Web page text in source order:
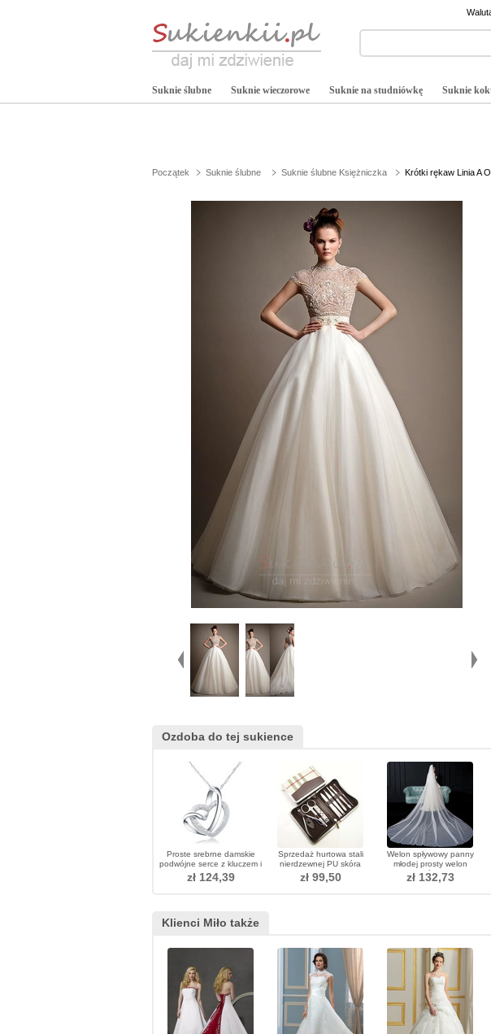
Suknie ślubne Suknie wieczorowe Suknie na studniówkę Suknie
Początek Suknie ślubne Suknie ślubne Księżniczka Krótki rękaw Linia A
Ozdoba do tej sukience
Proste srebrne damskie
podwójne serce z kluczem i
wisiorkiem
zł 124,39
Sprzedaż hurtowa stali
nierdzewnej PU skóra
najwyższej klasy garnitury
klipy do paznokci
zł 99,50
Welon spływowy panny
młodej prosty welon
fotografia ślubna długi
welon akcesoria ślubne
zł 132,73
Klienci Miło także